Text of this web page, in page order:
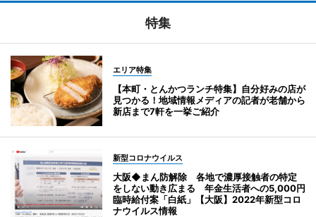
特集
エリア特集
【本町・とんかつランチ特集】自分好みの店が
見つかる！地域情報メディアの記者が老舗から
新店まで7軒を一挙ご紹介
新型コロナウイルス
大阪◆まん防解除 各地で濃厚接触者の特定
をしない動き広まる 年金生活者への5,000円
臨時給付案「白紙」【大阪】2022年新型コロ
ナウイルス情報